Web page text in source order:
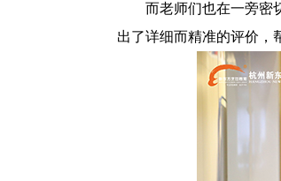
而老师们也在一旁密
出了详细而精准的评价，